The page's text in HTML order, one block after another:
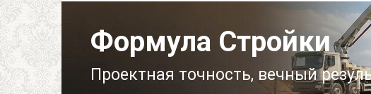
Формула Стройки
Проектная точность, вечный